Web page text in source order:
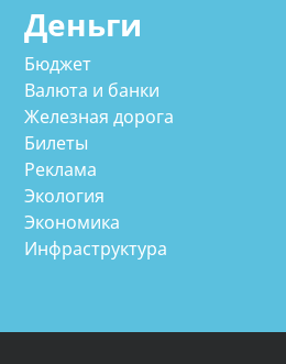
Деньги
Бюджет
Валюта и банки
Железная дорога
Билеты
Реклама
Экология
Экономика
Инфраструктура